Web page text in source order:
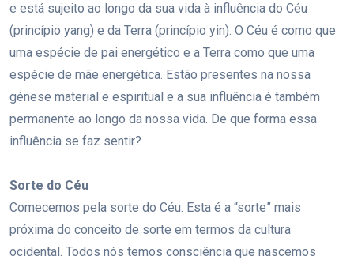
e está sujeito ao longo da sua vida à influência do Céu
(princípio yang) e da Terra (princípio yin). O Céu é como que
uma espécie de pai energético e a Terra como que uma
espécie de mãe energética. Estão presentes na nossa
génese material e espiritual e a sua influência é também
permanente ao longo da nossa vida. De que forma essa
influência se faz sentir?
Sorte do Céu
Comecemos pela sorte do Céu. Esta é a “sorte” mais
próxima do conceito de sorte em termos da cultura
ocidental. Todos nós temos consciência que nascemos